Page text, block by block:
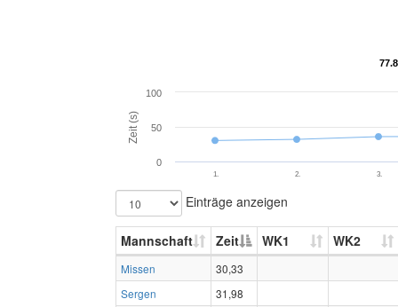
Zeit (s)
1. 2. 3.
0
50
100
Einträge anzeigen
Mannschaft Zeit WK1 WK2
Missen
30,33
Sergen
31,98